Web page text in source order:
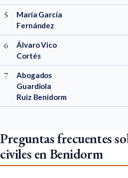
5
María García
Fernández
6
Álvaro Vico
Cortés
7
Abogados
Guardiola
Ruiz Benidorm
Preguntas frecuentes
civiles en Benidorm